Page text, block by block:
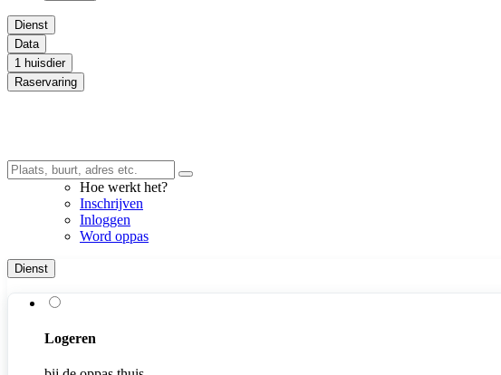
Dienst
Data
1 huisdier
Raservaring
Hoe werkt het?
Inschrijven
Inloggen
Word oppas
Dienst
Logeren